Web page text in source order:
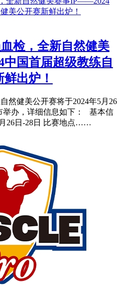
检，全新自然健美
国首届超级教练自
出炉！
然健美公开赛将于2024年5月26
举办，详细信息如下： 基本信
26日-28日 比赛地点……